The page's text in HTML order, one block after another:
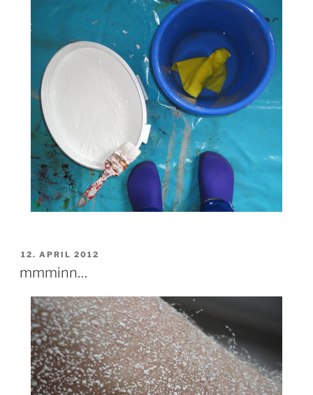
VERÖFFENTLICHT
12. APRIL 2012
mmminn…